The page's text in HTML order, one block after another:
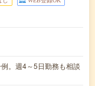
。週4～5日勤務も相談